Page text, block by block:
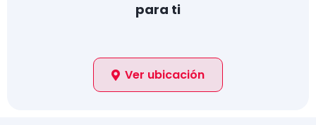
para ti
Ver ubicación